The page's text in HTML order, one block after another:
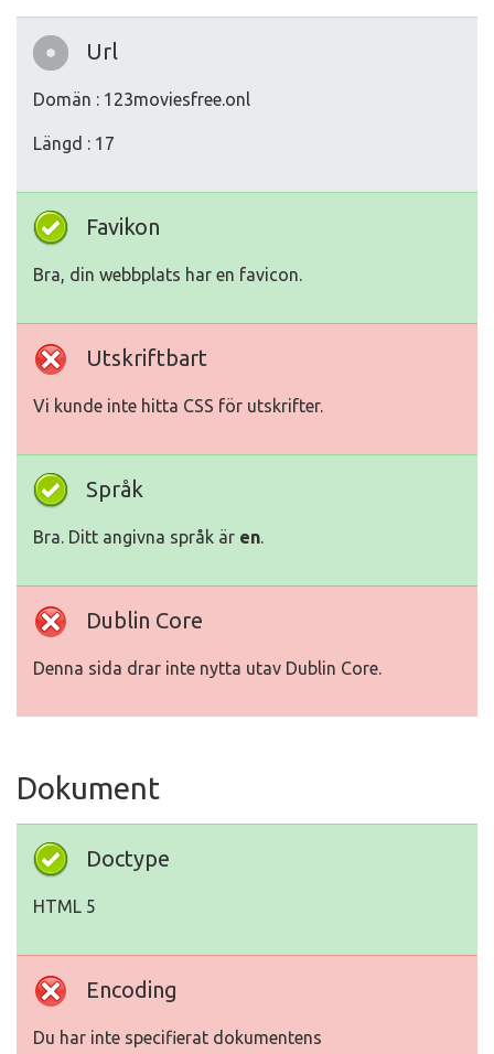
Url
Domän : 123moviesfree.onl
Längd : 17
Favikon
Bra, din webbplats har en favicon.
Utskriftbart
Vi kunde inte hitta CSS för utskrifter.
Språk
Bra. Ditt angivna språk är en.
Dublin Core
Denna sida drar inte nytta utav Dublin Core.
Dokument
Doctype
HTML 5
Encoding
Du har inte specifierat dokumentens